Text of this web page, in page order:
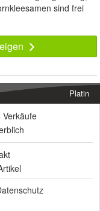
sind frei
Platin
Verkäufe